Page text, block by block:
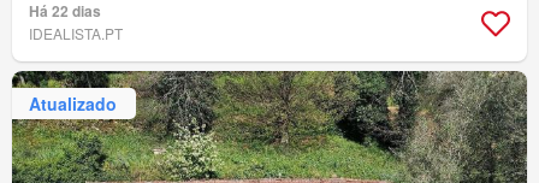
Há 22 dias
IDEALISTA.PT
Atualizado